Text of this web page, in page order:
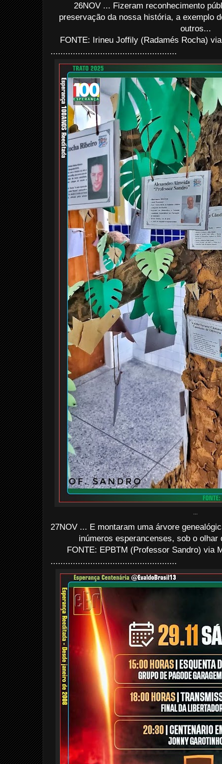
26NOV ... Fizeram reconhecimento
preservação da nossa história, a exemplo
outros...
FONTE: Irineu Joffily (Radamés Rocha)
...................................................
27NOV ... E montaram uma árvore
inúmeros esperancenses, sob o
FONTE: EPBTM (Professor Sandro) via
...................................................